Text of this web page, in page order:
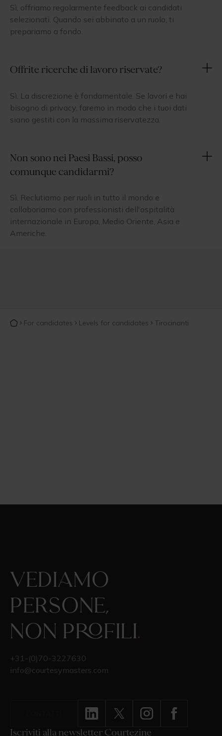
Sì, offriamo regolarmente feedback ai candidati
selezionati. Quando sei abbinato a un ruolo, ti
prepariamo a fondo.
Offrite ricerche di lavoro riservate?
Sì. La discrezione è fondamentale. Se lavori e hai
bisogno di privacy, faremo in modo che i tuoi dati
siano gestiti con la massima riservatezza.
Non sono nei Paesi Bassi, posso
comunque candidarmi?
Sì. Reclutiamo per ruoli in tutto il mondo e
collaboriamo con professionisti dell'ospitalità
internazionale in Europa, Medio Oriente, Asia e
Americhe.
For candidates Levels for candidates Tirocinanti
Vediamo
persone,
non profili.
+31-(0)70-3227630
info@courtesymasters.com
Iscriviti alla newsletter Courtezine